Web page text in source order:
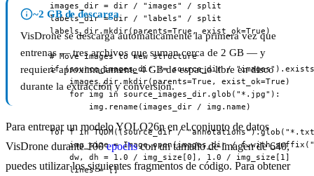
      images_dir = dir / "images" / split
      labels_dir = dir / "labels" / split
      labels_dir.mkdir(parents=True, exist_ok=True)
      # Move images to new structure
if (source_images_dir := source_dir /
          images_dir.mkdir(parents=True, exist_ok=True)
          for img in source_images_dir.glob("*.jpg"):
              img.rename(images_dir / img.name)
for f in TQDM((source_dir /
img_size = Image.open(images_dir /
          dw, dh = 1.0 / img_size[0], 1.0 / img_size[1]
          lines = []
~2 GB de descarga
VisDrone se descarga automáticamente la primera vez que
entrenas — tres archivos que suman cerca de 2 GB — y
requiere aproximadamente 4 GB de espacio libre en disco
durante la extracción y conversión.
Para entrenar un modelo YOLO26n en el conjunto de datos
VisDrone durante 100epochscon un tamaño de imagen de 640,
puedes utilizar los siguientes fragmentos de código. Para obtener